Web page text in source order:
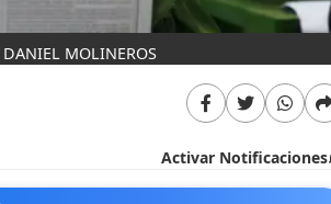
MOLINEROS
Activar Notificaciones